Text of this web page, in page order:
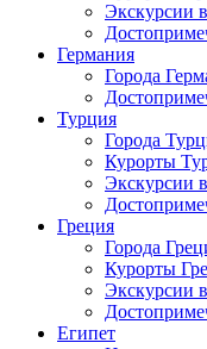
Экскурсии
Германия
Города
Турция
Города
Курорты
Экскурсии
Греция
Города
Курорты
Экскурсии
Египет